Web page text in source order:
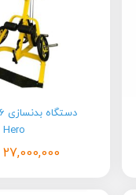
Hero
27,000,000